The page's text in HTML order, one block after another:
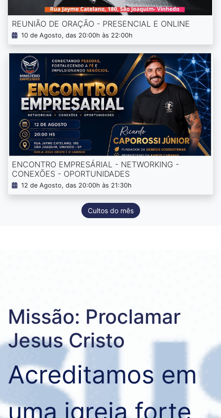
REUNIÃO DE ORAÇÃO - PRESENCIAL E ONLINE
10 de Agosto, das 20:00h às 22:00h
ENCONTRO EMPRESÁRIAL - NETWORKING -
CONEXÕES - OPORTUNIDADES
12 de Agosto, das 20:00h às 21:30h
Cultos do mês
Missão: Proclamar
Jesus Cristo
Acreditamos em
uma igreja forte